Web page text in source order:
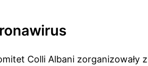
Colli Albani zorganizowały